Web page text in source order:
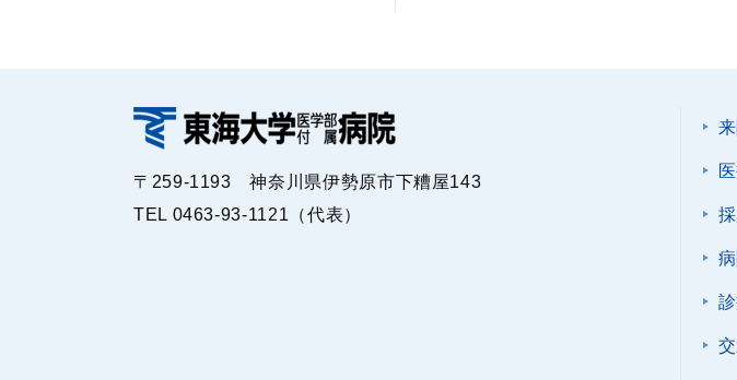
〒259-1193 神奈川県伊勢原市下糟屋143
TEL 0463-93-1121（代表）